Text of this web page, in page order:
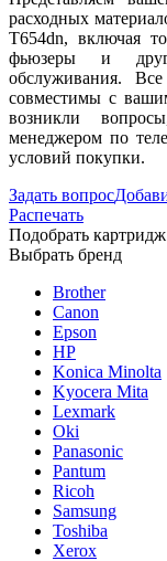
расходных
T654dn, включая
фьюзеры и
обслуживания.
совместимы с
возникли
менеджером по
условий покупки.
Задать вопрос
Распечать
Подобрать картридж
Выбрать бренд
Brother
Canon
Epson
HP
Konica Minolta
Kyocera Mita
Lexmark
Oki
Panasonic
Pantum
Ricoh
Samsung
Toshiba
Xerox